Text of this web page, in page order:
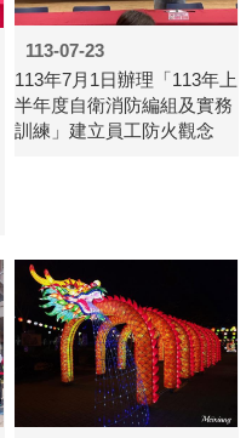
113-07-23
113年7月1日辦理「113年上
半年度自衛消防編組及實務
訓練」建立員工防火觀念